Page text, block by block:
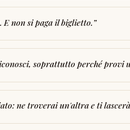
E non si paga il biglietto.”
soprattutto perché provi
ne troverai un'altra e ti